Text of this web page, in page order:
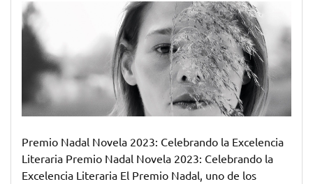
2023:
Celebrando
la
Excelencia
Literaria
Premio Nadal Novela 2023: Celebrando la Excelencia
Literaria Premio Nadal Novela 2023: Celebrando la
Excelencia Literaria El Premio Nadal, uno de los